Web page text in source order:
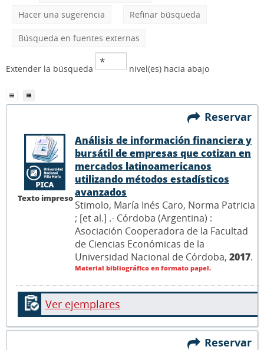
Hacer una sugerencia
Refinar búsqueda
Búsqueda en fuentes externas
Extender la búsqueda nivel(es) hacia abajo
Reservar
Texto impreso
Análisis de información financiera y
bursátil de empresas que cotizan en
mercados latinoamericanos
utilizando métodos estadísticos
avanzados
Stimolo, María Inés Caro, Norma Patricia
; [et al.] .- Córdoba (Argentina) :
Asociación Cooperadora de la Facultad
de Ciencias Económicas de la
Universidad Nacional de Córdoba, 2017.
Material bibliográfico en formato papel.
Ver ejemplares
Reservar